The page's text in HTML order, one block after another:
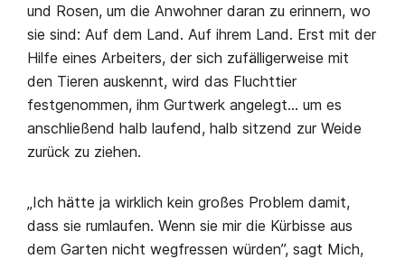
und Rosen, um die Anwohner daran zu erinnern, wo
sie sind: Auf dem Land. Auf ihrem Land. Erst mit der
Hilfe eines Arbeiters, der sich zufälligerweise mit
den Tieren auskennt, wird das Fluchttier
festgenommen, ihm Gurtwerk angelegt… um es
anschließend halb laufend, halb sitzend zur Weide
zurück zu ziehen.
„Ich hätte ja wirklich kein großes Problem damit,
dass sie rumlaufen. Wenn sie mir die Kürbisse aus
dem Garten nicht wegfressen würden”, sagt Mich,